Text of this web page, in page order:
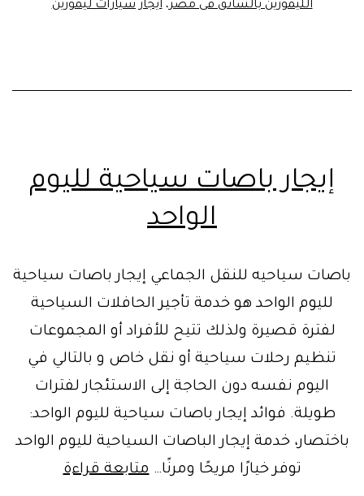
مصر الليموزين بالسائق فى مصر،ايجار سيارات ليموزين
إيجار باصات سياحية لليوم
الواحد
باصات سياحيه للنقل الجماعي إيجار باصات سياحية
لليوم الواحد هو خدمة تأجير الحافلات السياحية
لفترة قصيرة ولذلك تتيح للأفراد أو المجموعات
تنظيم رحلات سياحية أو نقل خاص و بالتالي في
اليوم نفسه دون الحاجة إلى الاستئجار لفترات
طويلة. فوائد إيجار باصات سياحية لليوم الواحد:
باختصار، خدمة إيجار الباصات السياحية لليوم الواحد
توفر خيارًا مريحًا ومرنًا…متابعة قراءة